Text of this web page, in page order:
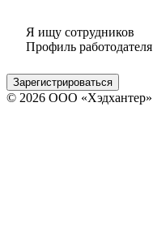
Я ищу сотрудников
Профиль работодателя
Зарегистрироваться
© 2026 ООО «Хэдхантер»